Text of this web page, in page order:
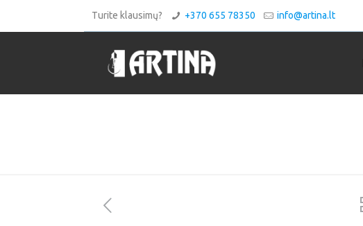
Turite klausimų? +370 655 78350 info@artina.lt